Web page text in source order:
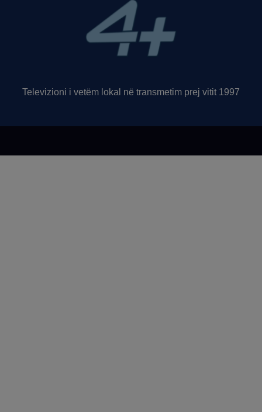
Televizioni i vetëm lokal në transmetim prej vitit 1997